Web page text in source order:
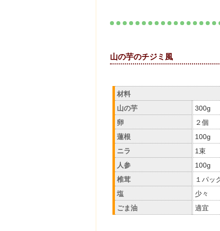
山の芋のチジ
材料
山の芋
300g
卵
２個
蓮根
100g
ニラ
1束
人参
100g
椎茸
１パッ
塩
少々
ごま油
適宜